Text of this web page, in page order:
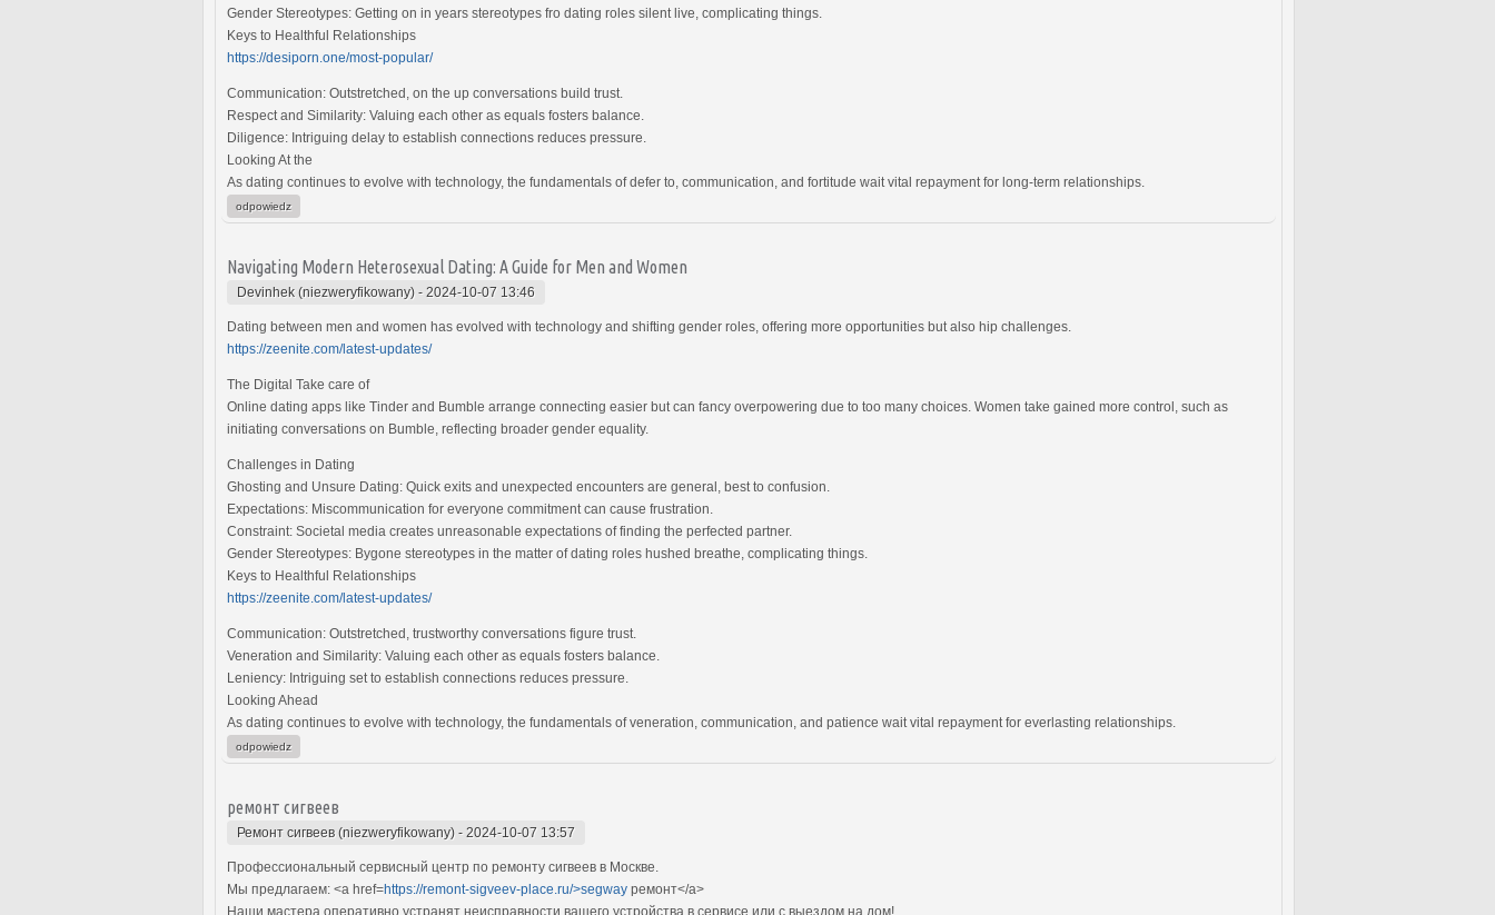
Gender Stereotypes: Getting on in years stereotypes fro dating roles silent live, complicating things.
Keys to Healthful Relationships
https://desiporn.one/most-popular/
Communication: Outstretched, on the up conversations build trust.
Respect and Similarity: Valuing each other as equals fosters balance.
Diligence: Intriguing delay to establish connections reduces pressure.
Looking At the
As dating continues to evolve with technology, the fundamentals of defer to, communication, and fortitude wait vital repayment for long-term relationships.
odpowiedz
Navigating Modern Heterosexual Dating: A Guide for Men and Women
Devinhek (niezweryfikowany) - 2024-10-07 13:46
Dating between men and women has evolved with technology and shifting gender roles, offering more opportunities but also hip challenges.
https://zeenite.com/latest-updates/
The Digital Take care of
Online dating apps like Tinder and Bumble arrange connecting easier but can fancy overpowering due to too many choices. Women take gained more control, such as
initiating conversations on Bumble, reflecting broader gender equality.
Challenges in Dating
Ghosting and Unsure Dating: Quick exits and unexpected encounters are general, best to confusion.
Expectations: Miscommunication for everyone commitment can cause frustration.
Constraint: Societal media creates unreasonable expectations of finding the perfected partner.
Gender Stereotypes: Bygone stereotypes in the matter of dating roles hushed breathe, complicating things.
Keys to Healthful Relationships
https://zeenite.com/latest-updates/
Communication: Outstretched, trustworthy conversations figure trust.
Veneration and Similarity: Valuing each other as equals fosters balance.
Leniency: Intriguing set to establish connections reduces pressure.
Looking Ahead
As dating continues to evolve with technology, the fundamentals of veneration, communication, and patience wait vital repayment for everlasting relationships.
odpowiedz
ремонт сигвеев
Ремонт сигвеев (niezweryfikowany) - 2024-10-07 13:57
Профессиональный сервисный центр по ремонту сигвеев в Москве.
Мы предлагаем: <a href=https://remont-sigveev-place.ru/>segway ремонт</a>
Наши мастера оперативно устранят неисправности вашего устройства в сервисе или с выездом на дом!